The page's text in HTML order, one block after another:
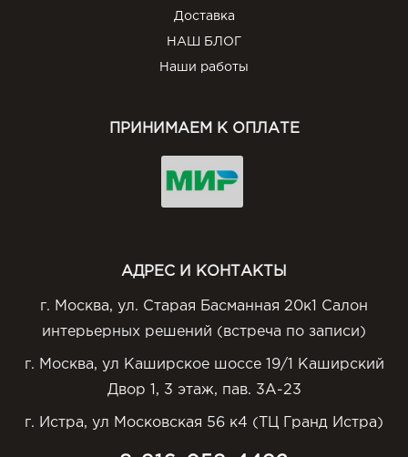
Доставка
НАШ БЛОГ
Наши работы
ПРИНИМАЕМ К ОПЛАТЕ
АДРЕС И КОНТАКТЫ
г. Москва, ул. Старая Басманная 20к1 Салон
интерьерных решений (встреча по записи)
г. Москва, ул Каширское шоссе 19/1 Каширский
Двор 1, 3 этаж, пав. 3А-23
г. Истра, ул Московская 56 к4 (ТЦ Гранд Истра)